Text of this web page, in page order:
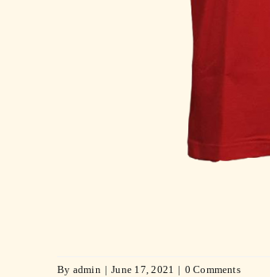
By admin | June 17, 2021 | 0 Comments